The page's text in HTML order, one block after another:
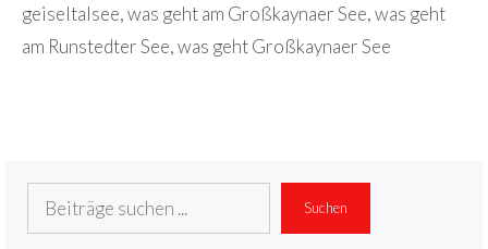
geiseltalsee,was geht am Großkaynaer See,was geht
am Runstedter See,was geht Großkaynaer See
Suchen Suchen